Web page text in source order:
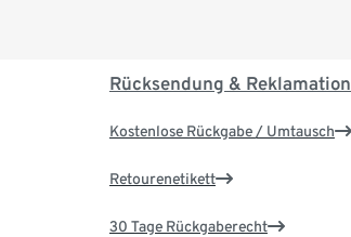
Rücksendung & Reklamation
Kostenlose Rückgabe / Umtausch
Retourenetikett
30 Tage Rückgaberecht